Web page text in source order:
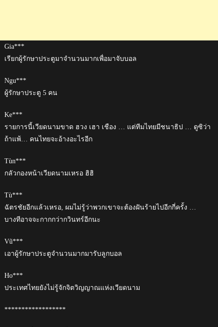
Gia***
เรียกผู้รักษาประตูมาจำนวนมากเพื่อมาจับบอล
Ngu***
ผู้รักษาประตู 5 คน
Ke***
รายการนี้เวียดนามขาด ฮวง เฮา เชือง … แต่ทีมไทยมีชนาธิป … ดูซิว่า
ถ้าแพ้… คนไทยจะอ้างอะไรอีก
Tùn***
กลัวกองหน้าเวียดนามเหรอ ฮิฮิ
Tù***
ฉัตรชัยอีกแล้วเหรอ, ผมไม่รู้ว่าพวกเขาจะต้องฝันร้ายไปอีกกี่ครั้ง …
บางทีอาจจะกากกว่ากวินทร์อีกนะ
Vũ***
เอาผู้รักษาประตูจำนวนมากมารับลูกบอล
Ho***
ประเทศไทยยังไม่รู้จักจิตวิญญาณแห่งเวียดนาม
******************